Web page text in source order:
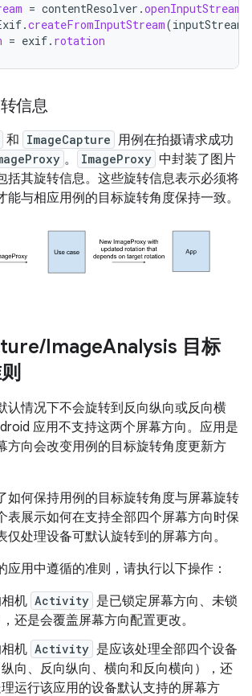
= contentResolver .openInputStream
.createFromInputStream(inputStream
= exif. rotation
信息
和 ImageCapture 用例在拍摄请求成功
。 ImageProxy 中封装了图片
括其旋转信息。这些旋转信息表示必须将
能与相应用例的目标旋转角度保持一致。
/ImageAnalysis 目标
认情况下不会旋转到反向纵向或反向横
应用不支持这两个屏幕方向。应用是
方向会改变用例的目标旋转角度更新方
如何保持用例的目标旋转角度与屏幕旋转
表展示如何在支持全部四个屏幕方向时保
仅处理设备可默认旋转到的屏幕方向。
应用中遵循的准则，请执行以下操作：
机 Activity 是已锁定屏幕方向、未锁
还是会覆盖屏幕方向配置更改。
机 Activity 是应该处理全部四个设备
向、反向纵向、横向和反向横向），还
运行该应用的设备默认支持的屏幕方